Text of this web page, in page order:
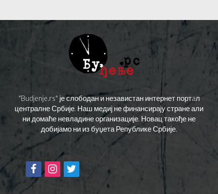
"Budjenje.rs" је слободан и независтан интернет портaл
централне Србије. Наш медиј не финансирају стране али
ни домаће невладине организације. Новац такође не
добијамо ни из буџета Републике Србије.